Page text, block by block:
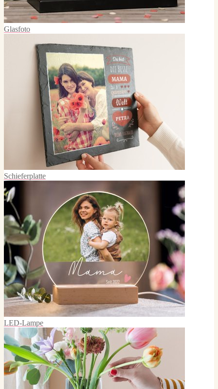
Glasfoto
Schieferplatte
LED-Lampe